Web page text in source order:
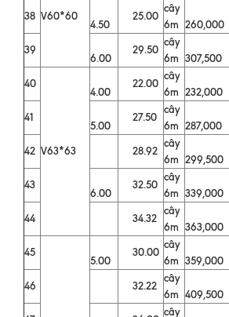
V60*60
38
4.50
25.00
cây
6m 260,000
39
6.00
29.50
cây
6m 307,500
40
V63*63
4.00
22.00
cây
6m 232,000
41
5.00
27.50
cây
6m 287,000
42
28.92
cây
6m 299,500
43
6.00
32.50
cây
6m 339,000
44
34.32
cây
6m 363,000
45
5.00
30.00
cây
6m 359,000
46
32.22
cây
6m 409,500
cây